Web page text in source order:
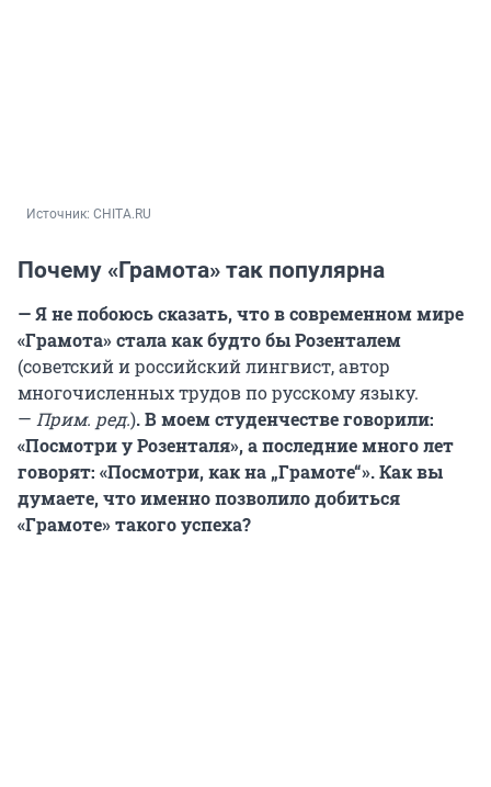
Источник: CHITA.RU
Почему «Грамота» так популярна
— Я не побоюсь сказать, что в современном мире
«Грамота» стала как будто бы Розенталем
(советский и российский лингвист, автор
многочисленных трудов по русскому языку.
— Прим. ред.). В моем студенчестве говорили:
«Посмотри у Розенталя», а последние много лет
говорят: «Посмотри, как на „Грамоте“». Как вы
думаете, что именно позволило добиться
«Грамоте» такого успеха?